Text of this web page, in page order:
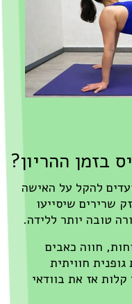
בזמן ההריון?
להקל על האישה
שרירים שיסייעו
טובה יותר ללידה.
חווה כאבים
חוויתית
אז את בוודאי